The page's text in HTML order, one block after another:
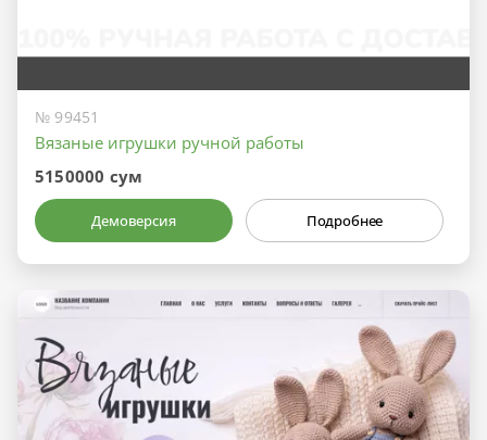
№ 99451
Вязаные игрушки ручной работы
5150000 сум
Демоверсия Подробнее